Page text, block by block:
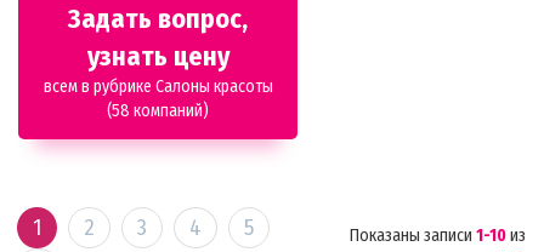
Задать вопрос,
узнать цену
всем в рубрике Салоны красоты
(58 компаний)
1 2 3 4
5
Показаны записи 1-10из